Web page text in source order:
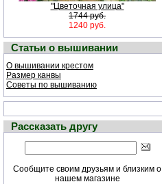
"Цветочная улица"
1744 руб.
1240 руб.
Статьи о вышивании
О вышивании крестом
Размер канвы
Советы по вышиванию
Рассказать другу
Сообщите своим друзьям и близким о
нашем магазине